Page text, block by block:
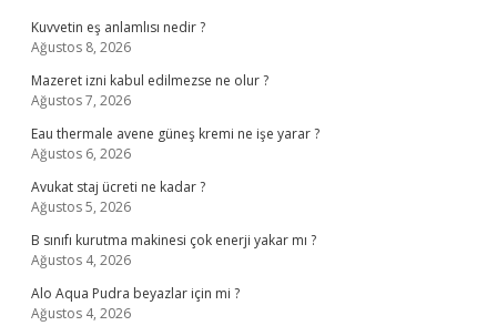
Kuvvetin eş anlamlısı nedir ?
Ağustos 8, 2026
Mazeret izni kabul edilmezse ne olur ?
Ağustos 7, 2026
Eau thermale avene güneş kremi ne işe yarar ?
Ağustos 6, 2026
Avukat staj ücreti ne kadar ?
Ağustos 5, 2026
B sınıfı kurutma makinesi çok enerji yakar mı ?
Ağustos 4, 2026
Alo Aqua Pudra beyazlar için mi ?
Ağustos 4, 2026